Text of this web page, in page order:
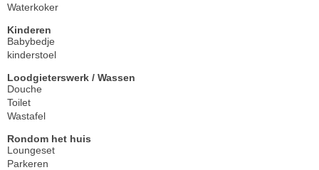
Waterkoker
Kinderen
Babybedje
kinderstoel
Loodgieterswerk / Wassen
Douche
Toilet
Wastafel
Rondom het huis
Loungeset
Parkeren